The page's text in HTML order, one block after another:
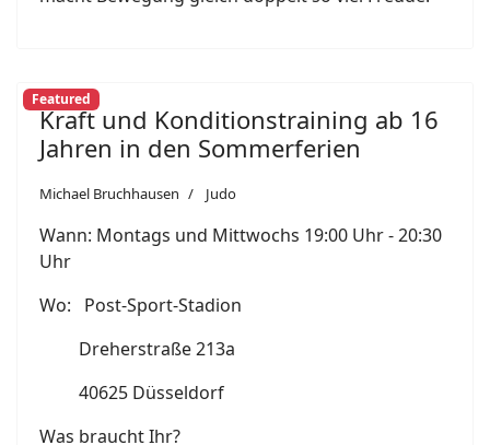
Featured
Kraft und Konditionstraining ab 16
Jahren in den Sommerferien
Michael Bruchhausen Judo
Wann: Montags und Mittwochs 19:00 Uhr - 20:30
Uhr
Wo: Post-Sport-Stadion
Dreherstraße 213a
40625 Düsseldorf
Was braucht Ihr?